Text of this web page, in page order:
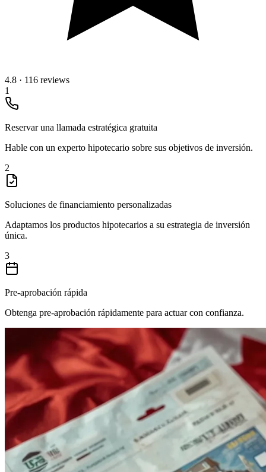
4.8 · 116 reviews
1
Reservar una llamada estratégica gratuita
Hable con un experto hipotecario sobre sus objetivos de inversión.
2
Soluciones de financiamiento personalizadas
Adaptamos los productos hipotecarios a su estrategia de inversión
única.
3
Pre-aprobación rápida
Obtenga pre-aprobación rápidamente para actuar con confianza.